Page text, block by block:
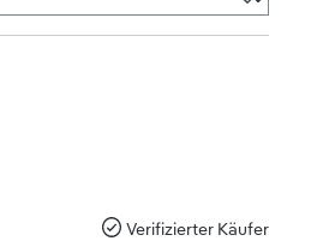
Verifizierter Käufer